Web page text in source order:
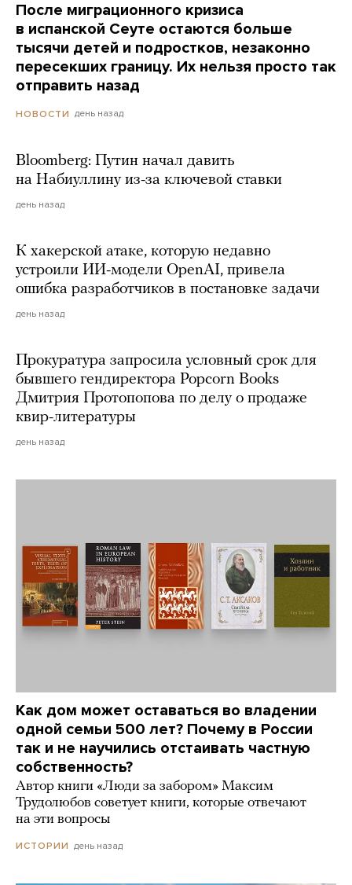
После миграционного кризиса
в испанской Сеуте остаются больше
тысячи детей и подростков, незаконно
пересекших границу. Их нельзя просто так
отправить назад
НОВОСТИ день назад
Bloomberg: Путин начал давить
на Набиуллину из-за ключевой ставки
день назад
К хакерской атаке, которую недавно
устроили ИИ-модели OpenAI, привела
ошибка разработчиков в постановке задачи
день назад
Прокуратура запросила условный срок для
бывшего гендиректора Popcorn Books
Дмитрия Протопопова по делу о продаже
квир-литературы
день назад
Как дом может оставаться во владении
одной семьи 500 лет? Почему в России
так и не научились отстаивать частную
собственность?
Автор книги «Люди за забором» Максим
Трудолюбов советует книги, которые отвечают
на эти вопросы
ИСТОРИИ день назад